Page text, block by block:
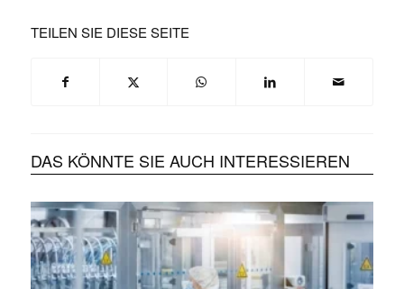
TEILEN SIE DIESE SEITE
DAS KÖNNTE SIE AUCH INTERESSIEREN